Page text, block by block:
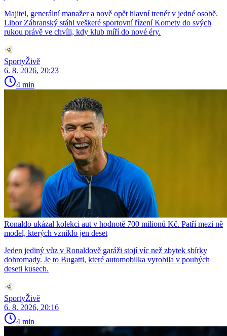
Majitel, generální manažer a nově opět hlavní trenér v jedné osobě.
Libor Zábranský stáhl veškeré sportovní řízení Komety do svých
rukou právě ve chvíli, kdy klub míří do nové éry.
SportyŽivě
6. 8. 2026, 20:23
4 min
Ronaldo ukázal kolekci aut v hodnotě 700 milionů Kč. Patří mezi ně
model, kterých vzniklo jen deset
Jeden jediný vůz v Ronaldově garáži stojí víc než zbytek sbírky
dohromady. Je to Bugatti, které automobilka vyrobila v pouhých
deseti kusech.
SportyŽivě
6. 8. 2026, 20:16
4 min